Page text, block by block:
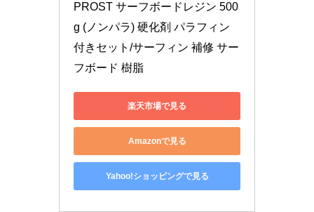
PROST サーフボードレジン 500
g (ノンパラ) 硬化剤 パラフィン
付きセット/サーフィン 補修 サー
フボード 樹脂
楽天市場で見る
Amazonで見る
Yahoo!ショッピングで見る